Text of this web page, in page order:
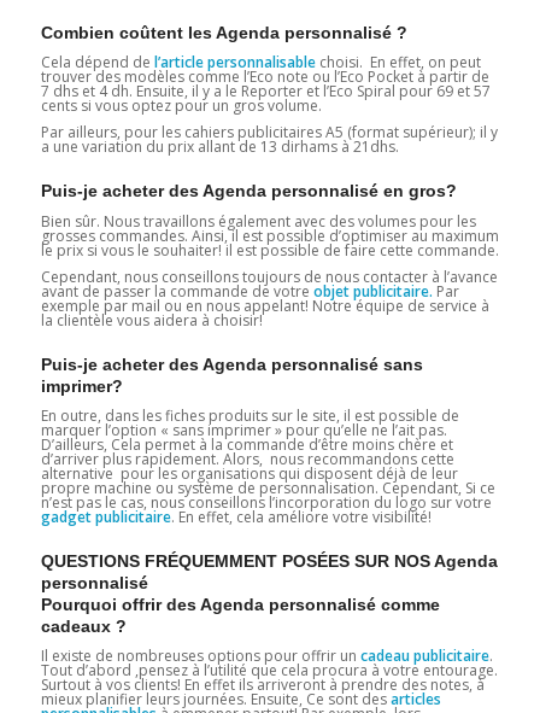
Combien coûtent les Agenda personnalisé ?
Cela dépend de l’article personnalisablechoisi. En effet, on peut
trouver des modèles comme l’Eco note ou l’Eco Pocket à partir de
7 dhs et 4 dh. Ensuite, il y a le Reporter et l’Eco Spiral pour 69 et 57
cents si vous optez pour un gros volume.
Par ailleurs, pour les cahiers publicitaires A5 (format supérieur); il y
a une variation du prix allant de 13 dirhams à 21dhs.
Puis-je acheter des Agenda personnalisé en gros?
Bien sûr. Nous travaillons également avec des volumes pour les
grosses commandes. Ainsi, il est possible d’optimiser au maximum
le prix si vous le souhaiter! il est possible de faire cette commande.
Cependant, nous conseillons toujours de nous contacter à l’avance
avant de passer la commande de votre objet publicitaire. Par
exemple par mail ou en nous appelant! Notre équipe de service à
la clientèle vous aidera à choisir!
Puis-je acheter des Agenda personnalisé sans
imprimer?
En outre, dans les fiches produits sur le site, il est possible de
marquer l’option « sans imprimer » pour qu’elle ne l’ait pas.
D’ailleurs, Cela permet à la commande d’être moins chère et
d’arriver plus rapidement. Alors, nous recommandons cette
alternative pour les organisations qui disposent déjà de leur
propre machine ou système de personnalisation. Cependant, Si ce
n’est pas le cas, nous conseillons l’incorporation du logo sur votre
gadget publicitaire. En effet, cela améliore votre visibilité!
QUESTIONS FRÉQUEMMENT POSÉES SUR NOS Agenda
personnalisé
Pourquoi offrir des Agenda personnalisé comme
cadeaux ?
Il existe de nombreuses options pour offrir un cadeau publicitaire.
Tout d’abord ,pensez à l’utilité que cela procura à votre entourage.
Surtout à vos clients! En effet ils arriveront à prendre des notes, à
mieux planifier leurs journées. Ensuite, Ce sont desarticles